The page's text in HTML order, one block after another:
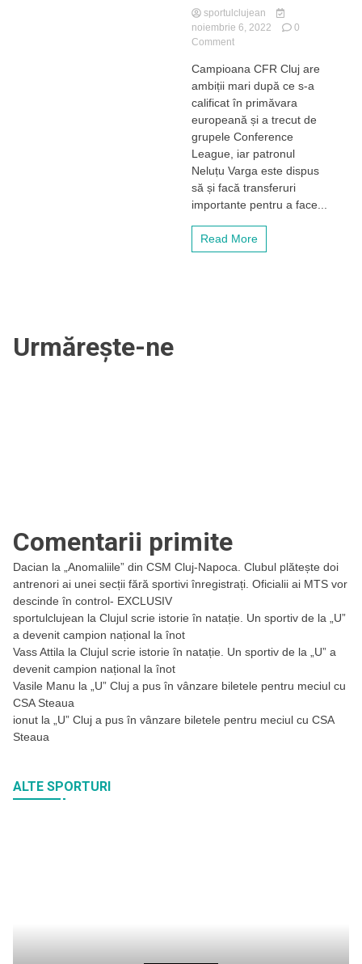
sportulclujean
noiembrie 6, 2022
0
Commenton
mari
în
Gruia
pentru
„primăvara
europeană”.
Patronul
lui
CFR
vrea
de
Campioana CFR Cluj are
ambiții mari după ce s-a
calificat în primăvara
europeană și a trecut de
grupele Conference
League, iar patronul
Neluțu Varga este dispus
să și facă transferuri
importante pentru a face...
Read More
Urmărește-ne
Comentarii primite
Dacian la
„Anomaliile” din CSM Cluj-Napoca. Clubul plătește doi
antrenori ai unei secții fără sportivi înregistrați. Oficialii ai MTS vor
descinde în control- EXCLUSIV
sportulclujean la Clujul scrie istorie în natație. Un sportiv de la „U”
a devenit campion național la înot
Vass Attila la Clujul scrie istorie în natație. Un sportiv de la „U” a
devenit campion național la înot
Vasile Manu la
„U” Cluj a pus în vânzare biletele pentru meciul cu
CSA Steaua
ionut la
„U” Cluj a pus în vânzare biletele pentru meciul cu CSA
Steaua
ALTE SPORTURI